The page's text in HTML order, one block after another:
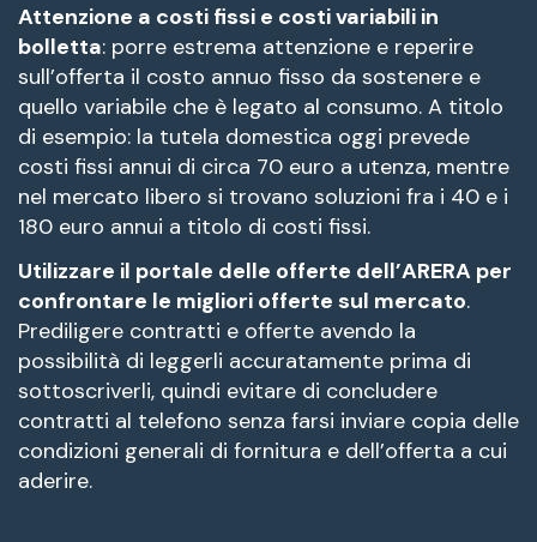
Attenzione a costi fissi e costi variabili in
bolletta: porre estrema attenzione e reperire
sull’offerta il costo annuo fisso da sostenere e
quello variabile che è legato al consumo. A titolo
di esempio: la tutela domestica oggi prevede
costi fissi annui di circa 70 euro a utenza, mentre
nel mercato libero si trovano soluzioni fra i 40 e i
180 euro annui a titolo di costi fissi.
Utilizzare il portale delle offerte dell’ARERA per
confrontare le migliori offerte sul mercato.
Prediligere contratti e offerte avendo la
possibilità di leggerli accuratamente prima di
sottoscriverli, quindi evitare di concludere
contratti al telefono senza farsi inviare copia delle
condizioni generali di fornitura e dell’offerta a cui
aderire.